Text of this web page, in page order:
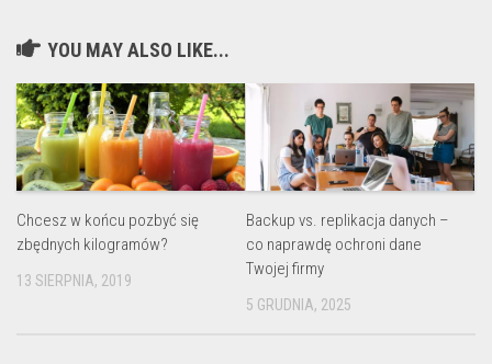
YOU MAY ALSO LIKE...
Chcesz w końcu pozbyć się
zbędnych kilogramów?
13 SIERPNIA, 2019
Backup vs. replikacja danych –
co naprawdę ochroni dane
Twojej firmy
5 GRUDNIA, 2025